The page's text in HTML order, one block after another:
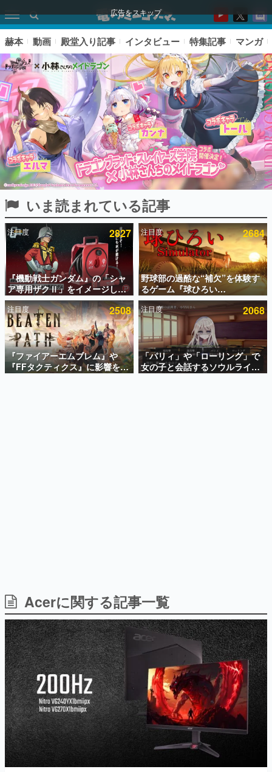
広告をスキップ
ピックアップ
電ファミのいま読まれている記事ランキング
アプリセール情報
インタビュー
連載・特集一覧
殿堂入り記事
SNS拡散数が数千以上！ ページビュー数万以上！ などな
ど。多くの人々に読まれた、電ファミ渾身の“殿堂入り”記
事をまとめました。
日本のモバイルゲーム史における主要なトピック・タイト
ルを網羅するほか、開発者へのインタビューや識者による
解説を掲載。約20年の歴史が一望できる決定版！
若ゲのいたり〜ゲームクリエイターの青春〜
『うつヌケ』『ペンと箸』等で知られるマンガ家・田中圭
一先生によるゲーム業界レポートマンガです。
なんでゲームは面白い？
ゲーム開発者・hamatsu氏がゲームの魅力を画面や操作の
具体的な形から解き明かしていく、硬派で骨太な評論連載
です。
ゲームが変えた日本語
「経験値」「裏技」「ラスボス」… ゲームにまつわる言葉
の起源や用法の変遷を、コンピューター文化史研究家・タ
赫本 動画 殿堂入り記事 インタビュー 特集記事 マンガ
いま読まれている記事
注目度 2827
『機動戦士ガンダム』の「シャ
ア専用ザクⅡ」をイメージした
散水ホースリールが予約開始。
本体にはシャアのパーソナルマ
ークやジオン公国軍のエンブレ
ム、型式番号などを配置
注目度 2684
野球部の過酷な“補欠”を体験す
るゲーム『球ひろい
Simulator』が「1件」のウィッ
シュリストをもとにチェコ語に
対応しSNSで話題に。『キング
ダム・カム』開発元やチェコの
プロ野球選手から称賛の声
注目度 2508
『ファイアーエムブレム』や
『FFタクティクス』に影響を受
けた新作戦略RPG『Beaten
注目度 2068
「パリィ」や「ローリング」で
女の子と会話するソウルライク
恋愛ゲーム『小早川さんはソウ
Acerのゲーミングモニターは今後リフレッシュレート
「180Hz→200Hz」標準に。高視野角IPSパネルを搭載したフル
HDモニターを11月8日から順次展開へ